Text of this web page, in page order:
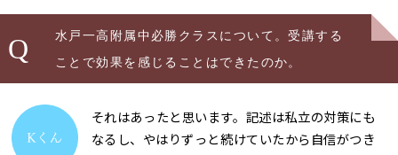
Q
水戸一高附属中必勝クラスについて。受講する
ことで効果を感じることはできたのか。
それはあったと思います。記述は私立の対策にも
なるし、やはりずっと続けていたから自信がつき